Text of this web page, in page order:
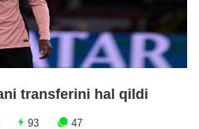
transferini hal qildi
93 47